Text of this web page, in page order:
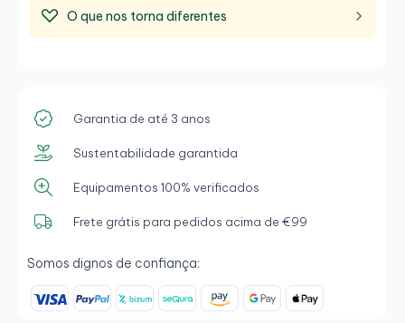
O que nos torna diferentes
Garantia de até 3 anos
Sustentabilidade garantida
Equipamentos 100% verificados
Frete grátis para pedidos acima de €99
Somos dignos de confiança: